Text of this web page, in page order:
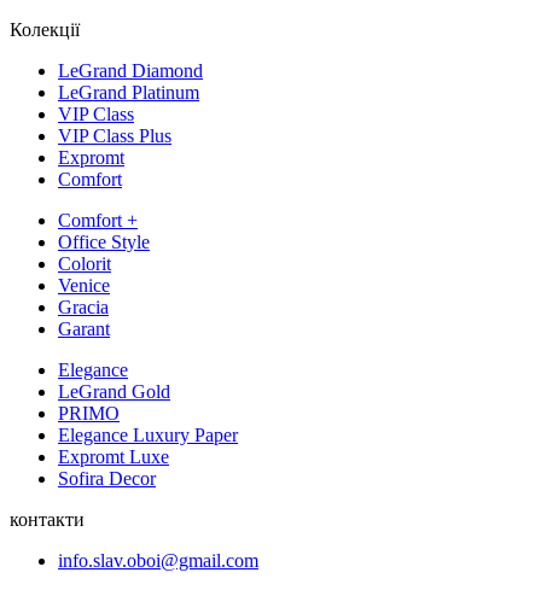
Колекції
LeGrand Diamond
LeGrand Platinum
VIP Class
VIP Class Plus
Expromt
Comfort
Comfort +
Office Style
Colorit
Venice
Gracia
Garant
Elegance
LeGrand Gold
PRIMO
Elegance Luxury Paper
Expromt Luxe
Sofira Decor
контакти
info.slav.oboi@gmail.com